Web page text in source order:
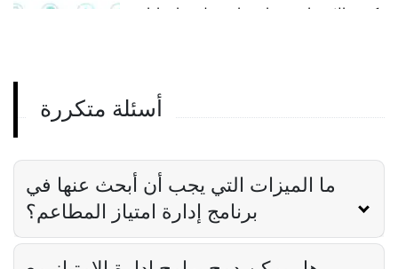
كيفية الاستعانة بمصادر خارجية لخدمات إدارة
إدارة الامتياز
Annalisa Berg Apr 28, 2023
أسئلة متكررة
ما الميزات التي يجب أن أبحث عنها في
برنامج إدارة امتياز المطاعم؟